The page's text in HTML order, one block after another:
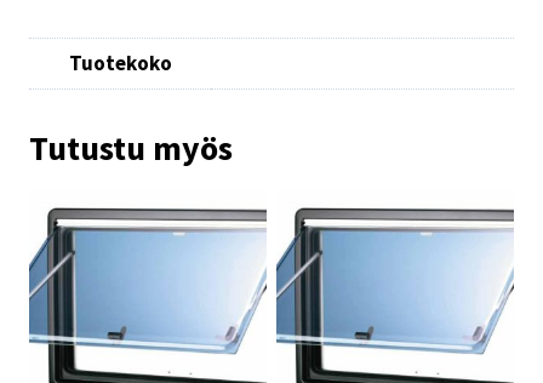
Tuotekoko
Tutustu myös